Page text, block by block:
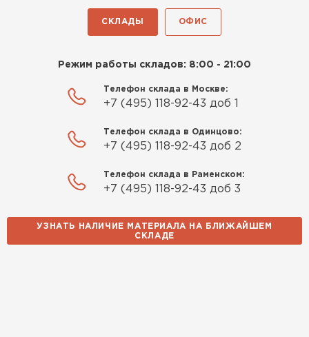
СКЛАДЫ ОФИС
Режим работы складов: 8:00 - 21:00
Телефон склада в Москве:
+7 (495) 118-92-43 доб 1
Телефон склада в Одинцово:
+7 (495) 118-92-43 доб 2
Телефон склада в Раменском:
+7 (495) 118-92-43 доб 3
УЗНАТЬ НАЛИЧИЕ МАТЕРИАЛА НА БЛИЖАЙШЕМ
СКЛАДЕ